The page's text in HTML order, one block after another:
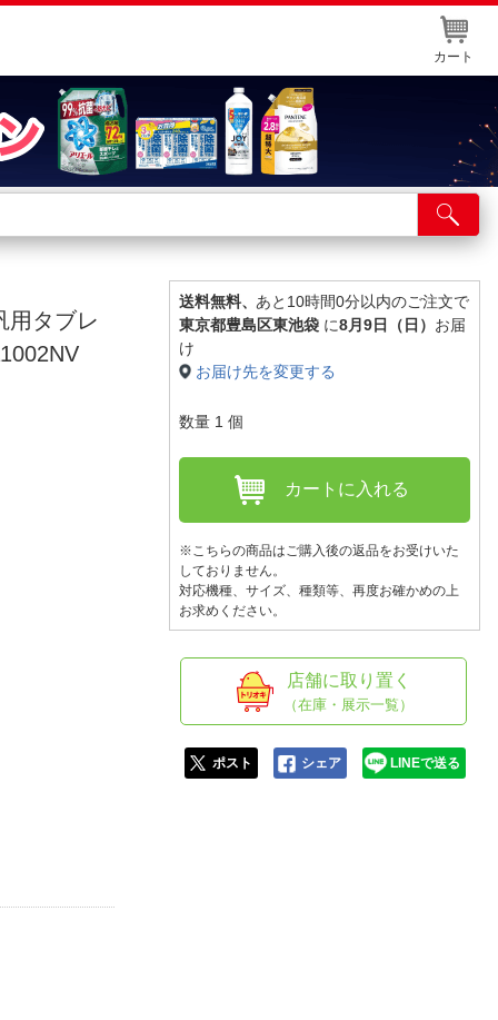
カート
舗サービス
ト取り置き
舗情報・店舗一覧
用タブレ
送料無料、 あと10時間0分以内のご注文で
東京都豊島区東池袋 に8月9日（日） お届
け
お届け先を変更する
数量 1 個
カートに入れる
※こちらの商品はご購入後の返品をお受けいた
しておりません。
対応機種、サイズ、種類等、再度お確かめの上
お求めください。
店舗に取り置く
（在庫・展示一覧）
ポスト シェア LINEで送る